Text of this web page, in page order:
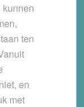
ten
en
met